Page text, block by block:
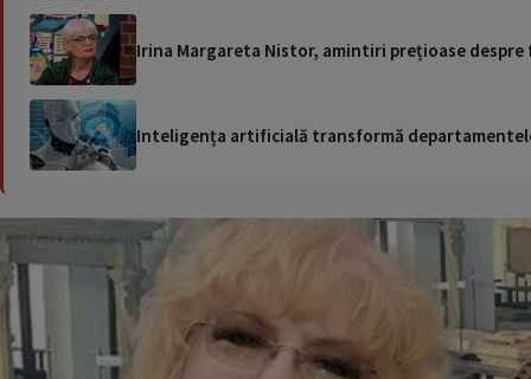
Irina Margareta Nistor, amintiri prețioase despre
Inteligența artificială transformă